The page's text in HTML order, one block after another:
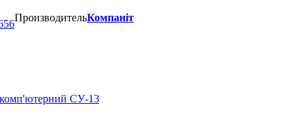
ПроизводительКомпаніт